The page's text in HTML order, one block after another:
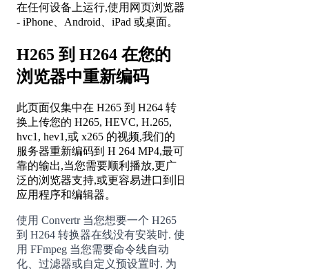
在任何设备上运行,使用网页浏览器
- iPhone、Android、iPad 或桌面。
H265 到 H264 在您的
浏览器中重新编码
此页面仅集中在 H265 到 H264 转
换上传您的 H265, HEVC, H.265,
hvc1, hev1,或 x265 的视频,我们的
服务器重新编码到 H 264 MP4,最可
靠的输出,当您需要顺利播放,更广
泛的浏览器支持,或更容易进口到旧
应用程序和编辑器。
使用 Convertr 当您想要一个 H265
到 H264 转换器在线没有安装时. 使
用 FFmpeg 当您需要命令线自动
化、过滤器或自定义预设置时. 为